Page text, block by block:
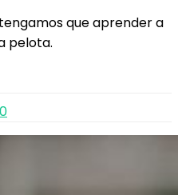
que aprender a
pelota.
0